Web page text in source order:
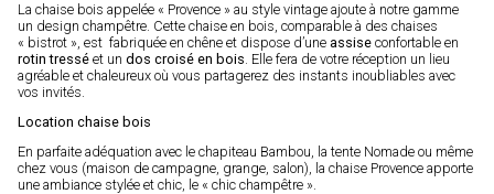
La chaise bois appelée « Provence » au style vintage ajoute à notre gamme
un design champêtre. Cette chaise en bois, comparable à des chaises
« bistrot », est fabriquée en chêne et dispose d’une assise confortable en
rotin tressé et un dos croisé en bois. Elle fera de votre réception un lieu
agréable et chaleureux où vous partagerez des instants inoubliables avec
vos invités.
Location chaise bois
En parfaite adéquation avec le chapiteau Bambou, la tente Nomade ou même
chez vous (maison de campagne, grange, salon), la chaise Provence apporte
une ambiance stylée et chic, le « chic champêtre ».